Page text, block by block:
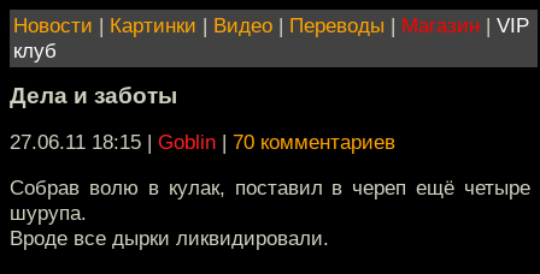
Новости | Картинки | Видео | Переводы | Магазин | VIP
клуб
Дела и заботы
27.06.11 18:15 | Goblin | 70 комментариев
Собрав волю в кулак, поставил в череп ещё четыре
шурупа.
Вроде все дырки ликвидировали.